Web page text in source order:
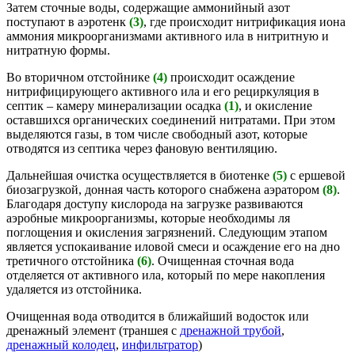
Затем сточные воды, содержащие аммонийный азот
поступают в аэротенк (3), где происходит нитрификация иона
аммония микроорганизмами активного ила в нитритную и
нитратную формы.
Во вторичном отстойнике (4) происходит осаждение
нитрифицирующего активного ила и его рециркуляция в
септик – камеру минерализации осадка (1), и окисление
оставшихся органических соединений нитратами. При этом
выделяются газы, в том числе свободный азот, которые
отводятся из септика через фановую вентиляцию.
Дальнейшая очистка осуществляется в биотенке (5) с ершевой
биозагрузкой, донная часть которого снабжена аэратором (8).
Благодаря доступу кислорода на загрузке развиваются
аэробные микроорганизмы, которые необходимы ля
поглощения и окисления загрязнений. Следующим этапом
является успокаивание иловой смеси и осаждение его на дно
третичного отстойника (6). Очищенная сточная вода
отделяется от активного ила, который по мере накопления
удаляется из отстойника.
Очищенная вода отводится в ближайший водосток или
дренажный элемент (траншея с дренажной трубой,
дренажный колодец, инфильтратор)